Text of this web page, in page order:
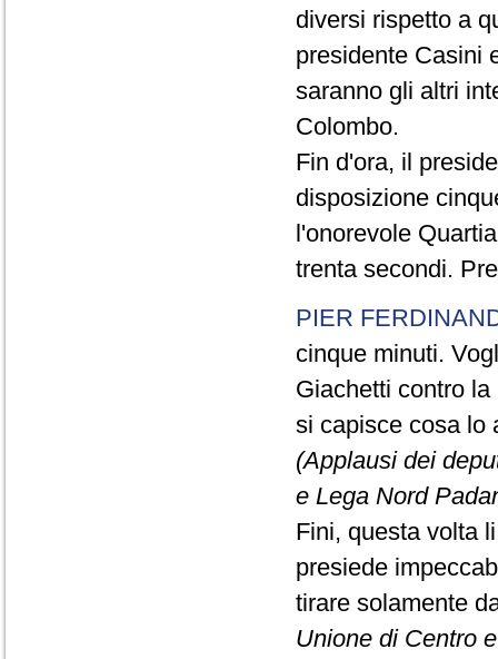
diversi rispetto a
presidente Casini
saranno gli altri
Colombo.
Fin d'ora, il
disposizione
l'onorevole
trenta secondi.
PIER
cinque minuti.
Giachetti contro
si capisce cosa lo
(Applausi dei
e Lega Nord
Fini, questa volta
presiede
tirare solamente
Unione di Centro